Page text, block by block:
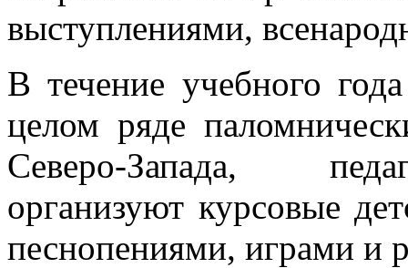
выступлениями,
В течение учебного
целом ряде
Северо-Запада,
организуют курсовые
песнопениями, играми и